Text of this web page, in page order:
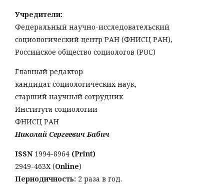
Учредители:
Федеральный научно-исследовательский
социологический центр РАН (ФНИСЦ РАН),
Российское общество социологов (РОС)
Главный редактор
кандидат социологических наук,
старший научный сотрудник
Института социологии
ФНИСЦ РАН
Николай Сергеевич Бабич
ISSN 1994-8964 (Print)
2949-463Х (Online)
Периодичность: 2 раза в год.